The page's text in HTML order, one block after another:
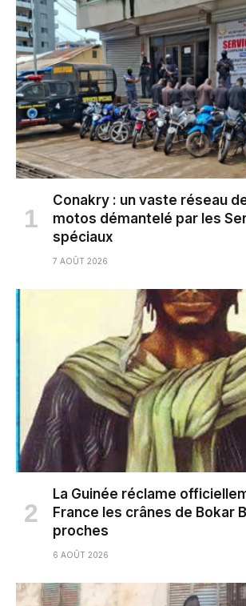
Conakry : un vaste réseau
motos démantelé par les
spéciaux
7 AOÛT 2026
La Guinée réclame
France les crânes de Bokar
proches
6 AOÛT 2026